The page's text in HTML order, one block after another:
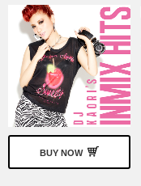
BUY NOW